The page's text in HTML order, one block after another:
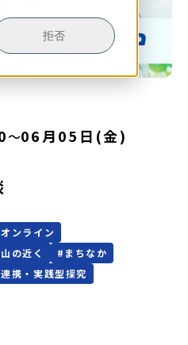
拒否
イン
〜06月05日(金)
オンライン
山の近く # まちなか
携・実践型探究